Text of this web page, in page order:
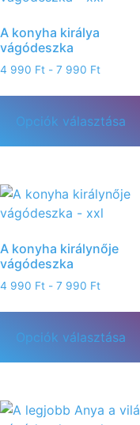
A konyha királya
vágódeszka
4 990 Ft - 7 990 Ft
Opciók választása
A konyha királynője
vágódeszka
4 990 Ft - 7 990 Ft
Opciók választása